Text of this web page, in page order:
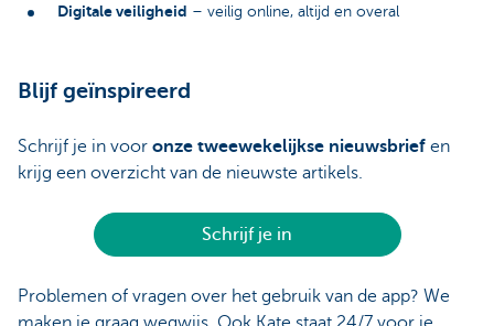
Digitale veiligheid – veilig online, altijd en overal
Blijf geïnspireerd
Schrijf je in voor onze tweewekelijkse nieuwsbrief en
krijg een overzicht van de nieuwste artikels.
Schrijf je in
Problemen of vragen over het gebruik van de app? We